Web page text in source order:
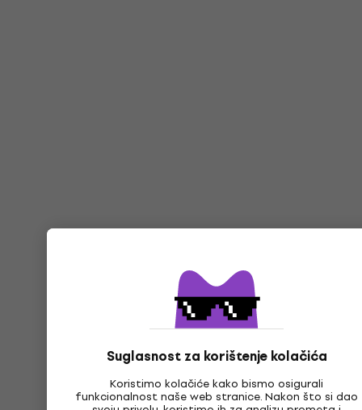
Suglasnost za korištenje kolačića
Koristimo kolačiće kako bismo osigurali
funkcionalnost naše web stranice. Nakon što si dao